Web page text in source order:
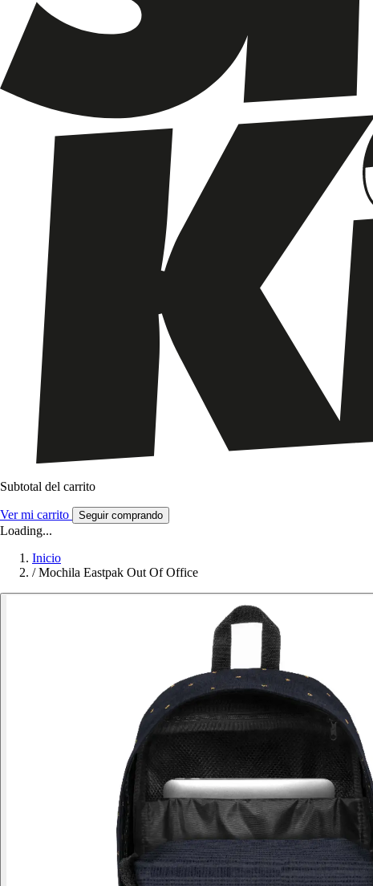
Subtotal del carrito
Ver mi carrito Seguir comprando
Loading...
Inicio
/ Mochila Eastpak Out Of Office